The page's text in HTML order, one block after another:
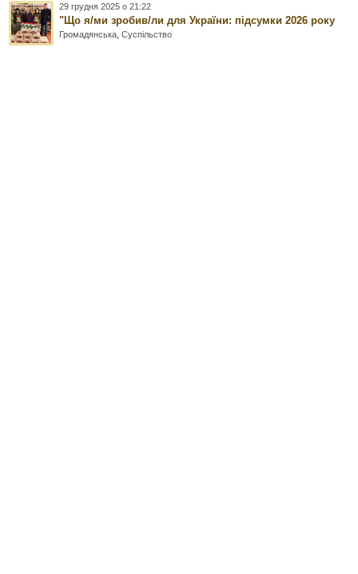
29 грудня 2025 о 21:22
"Що я/ми зробив/ли для України: підсумки 2026 року
Громадянська ,Суспільство